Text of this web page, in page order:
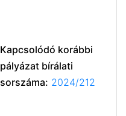
Kapcsolódó korábbi
pályázat bírálati
sorszáma: 2024/212